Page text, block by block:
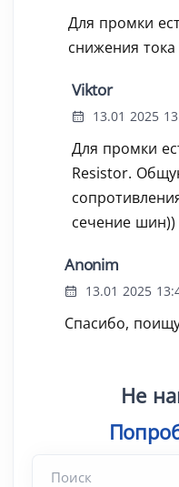
Для промки
снижения
Viktor
13.01 2025
Для промки
Resistor.
сечение
Anonim
13.01 2025
Спасибо,
Не